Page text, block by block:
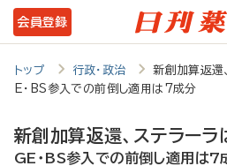
メ
イ
ン
テ
会員登録
トップ 行政・政治
新創加算返
E・BS参入での前倒し適用は7成分
新創加算返還、ステラーラ
GE・BS参入での前倒し適用は7